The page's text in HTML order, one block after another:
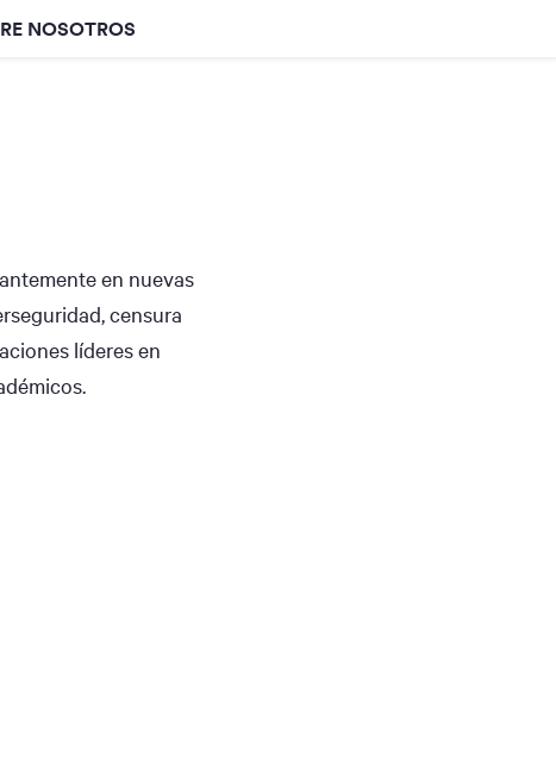
NOSOTROS
en nuevas
censura
líderes en